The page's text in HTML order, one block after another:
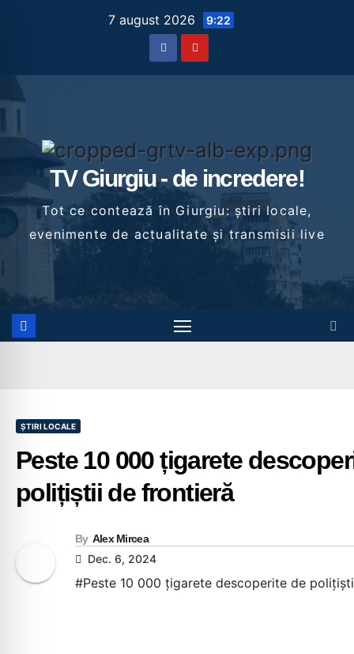
7 august 2026 9:22
TV Giurgiu - de incredere!
Tot ce contează în Giurgiu: știri locale,
evenimente de actualitate și transmisii live
ȘTIRI LOCALE
Peste 10 000 țigarete
polițiștii de frontieră
By Alex Mircea
Dec. 6, 2024
#Peste 10 000 țigarete descoperite de